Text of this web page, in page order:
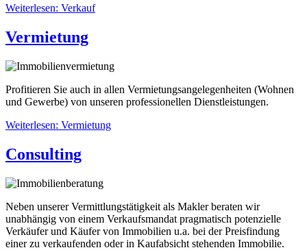
Weiterlesen: Verkauf
Vermietung
Profitieren Sie auch in allen Vermietungsangelegenheiten (Wohnen
und Gewerbe) von unseren professionellen Dienstleistungen.
Weiterlesen: Vermietung
Consulting
Neben unserer Vermittlungstätigkeit als Makler beraten wir
unabhängig von einem Verkaufsmandat pragmatisch potenzielle
Verkäufer und Käufer von Immobilien u.a. bei der Preisfindung
einer zu verkaufenden oder in Kaufabsicht stehenden Immobilie.